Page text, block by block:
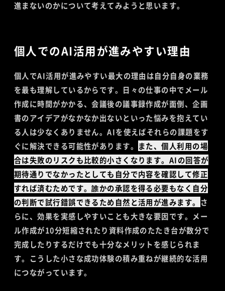
進まないのかについて考えてみようと思います。
個人でのAI活用が進みやすい理由
個人でAI活用が進みやすい最大の理由は自分自身の業務
を最も理解しているからです。日々の仕事の中でメール
作成に時間がかかる、会議後の議事録作成が面倒、企画
書のアイデアがなかなか出ないといった悩みを抱えてい
る人は少なくありません。AIを使えばそれらの課題をす
ぐに解決できる可能性があります。 また、個人利用の場
合は失敗のリスクも比較的小さくなります。AIの回答が
期待通りでなかったとしても自分で内容を確認して修正
すれば済むためです。誰かの承認を得る必要もなく自分
の判断で試行錯誤できるため自然と活用が進みます。
さ
らに、効果を実感しやすいことも大きな要因です。メー
ル作成が10分短縮されたり資料作成のたたき台が数分で
完成したりするだけでも十分なメリットを感じられま
す。こうした小さな成功体験の積み重ねが継続的な活用
につながっています。